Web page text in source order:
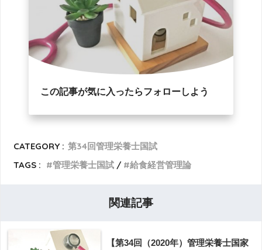
この記事が気に入ったらフォローしよう
CATEGORY : 第34回管理栄養士国試
TAGS :
管理栄養士国試 給食経営管理論
関連記事
【第34回（2020年）管理栄養士国家